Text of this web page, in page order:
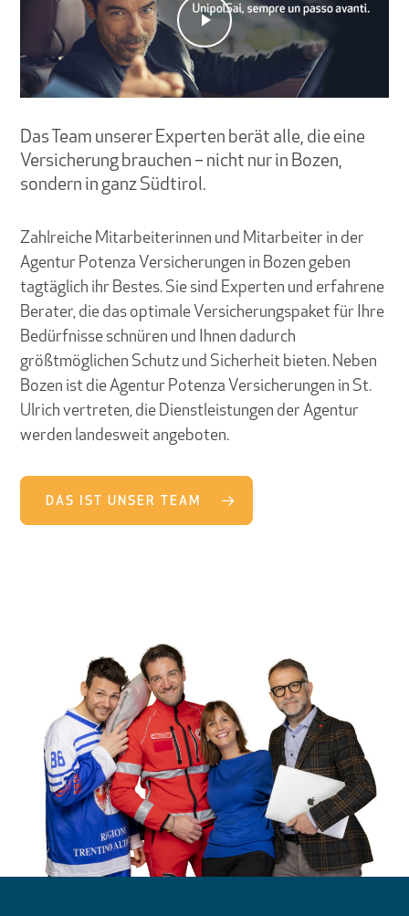
Das Team unserer Experten berät alle, die eine
Versicherung brauchen – nicht nur in Bozen,
sondern in ganz Südtirol.
Zahlreiche Mitarbeiterinnen und Mitarbeiter in der
Agentur Potenza Versicherungen in Bozen geben
tagtäglich ihr Bestes. Sie sind Experten und erfahrene
Berater, die das optimale Versicherungspaket für Ihre
Bedürfnisse schnüren und Ihnen dadurch
größtmöglichen Schutz und Sicherheit bieten. Neben
Bozen ist die Agentur Potenza Versicherungen in St.
Ulrich vertreten, die Dienstleistungen der Agentur
werden landesweit angeboten.
DAS IST UNSER TEAM